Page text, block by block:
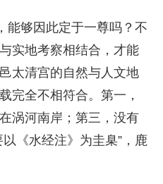
能够因此定于一尊吗？不
实地考察相结合，才能
太清宫的自然与人文地
完全不相符合。第一，
涡河南岸；第三，没有
《水经注》为圭臬”，鹿